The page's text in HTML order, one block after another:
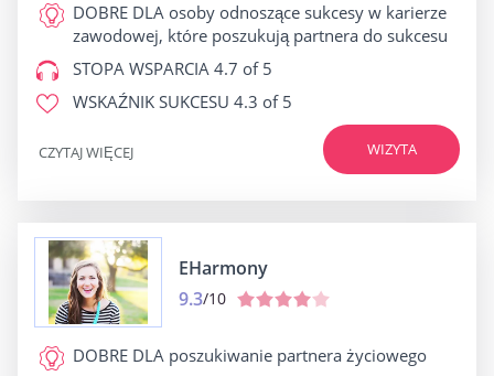
DOBRE DLA osoby odnoszące sukcesy w karierze
zawodowej, które poszukują partnera do sukcesu
STOPA WSPARCIA 4.7 of 5
WSKAŹNIK SUKCESU 4.3 of 5
WIZYTA
CZYTAJ WIĘCEJ
EHarmony
9.3/10
DOBRE DLA poszukiwanie partnera życiowego